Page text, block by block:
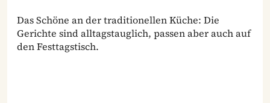
Das Schöne an der traditionellen Küche: Die
Gerichte sind alltagstauglich, passen aber auch auf
den Festtagstisch.